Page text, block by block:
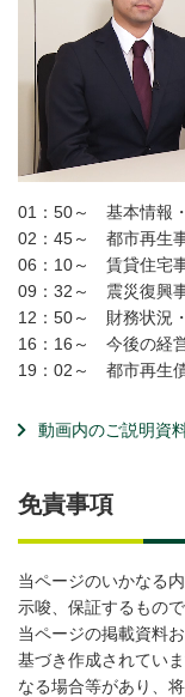
01：50～ 基本情報
02：45～ 都市再生
06：10～ 賃貸住宅
09：32～ 震災復興
12：50～ 財務状況
16：16～ 今後の経
19：02～ 都市再生
動画内のご説明資
免責事項
当ページのいかなる
示唆、保証するもので
当ページの掲載資料
基づき作成されてい
なる場合等があり、